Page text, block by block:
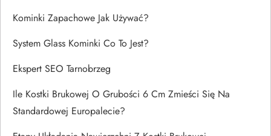
Kominki Zapachowe Jak Używać?
System Glass Kominki Co To Jest?
Ekspert SEO Tarnobrzeg
Ile Kostki Brukowej O Grubości 6 Cm Zmieści Się Na
Standardowej Europalecie?